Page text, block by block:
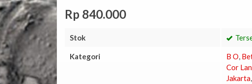
Rp 840.000
Stok
Kategori B O,
Cor
Jakarta,